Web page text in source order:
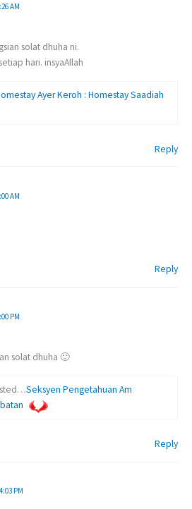
AM
solat dhuha ni.
hari. insyaAllah
Ayer Keroh : Homestay Saadiah
Reply
AM
Reply
PM
solat dhuha 🙂
Seksyen Pengetahuan Am
Reply
PM